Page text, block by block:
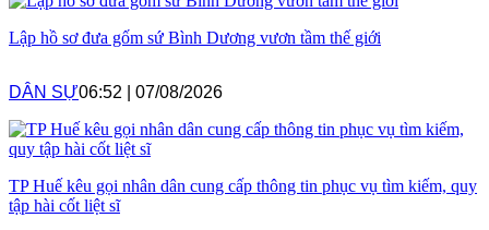
Lập hồ sơ đưa gốm sứ Bình Dương vươn tầm thế giới
DÂN SỰ06:52 07/08/2026
TP Huế kêu gọi nhân dân cung cấp thông tin phục vụ tìm kiếm, quy
tập hài cốt liệt sĩ